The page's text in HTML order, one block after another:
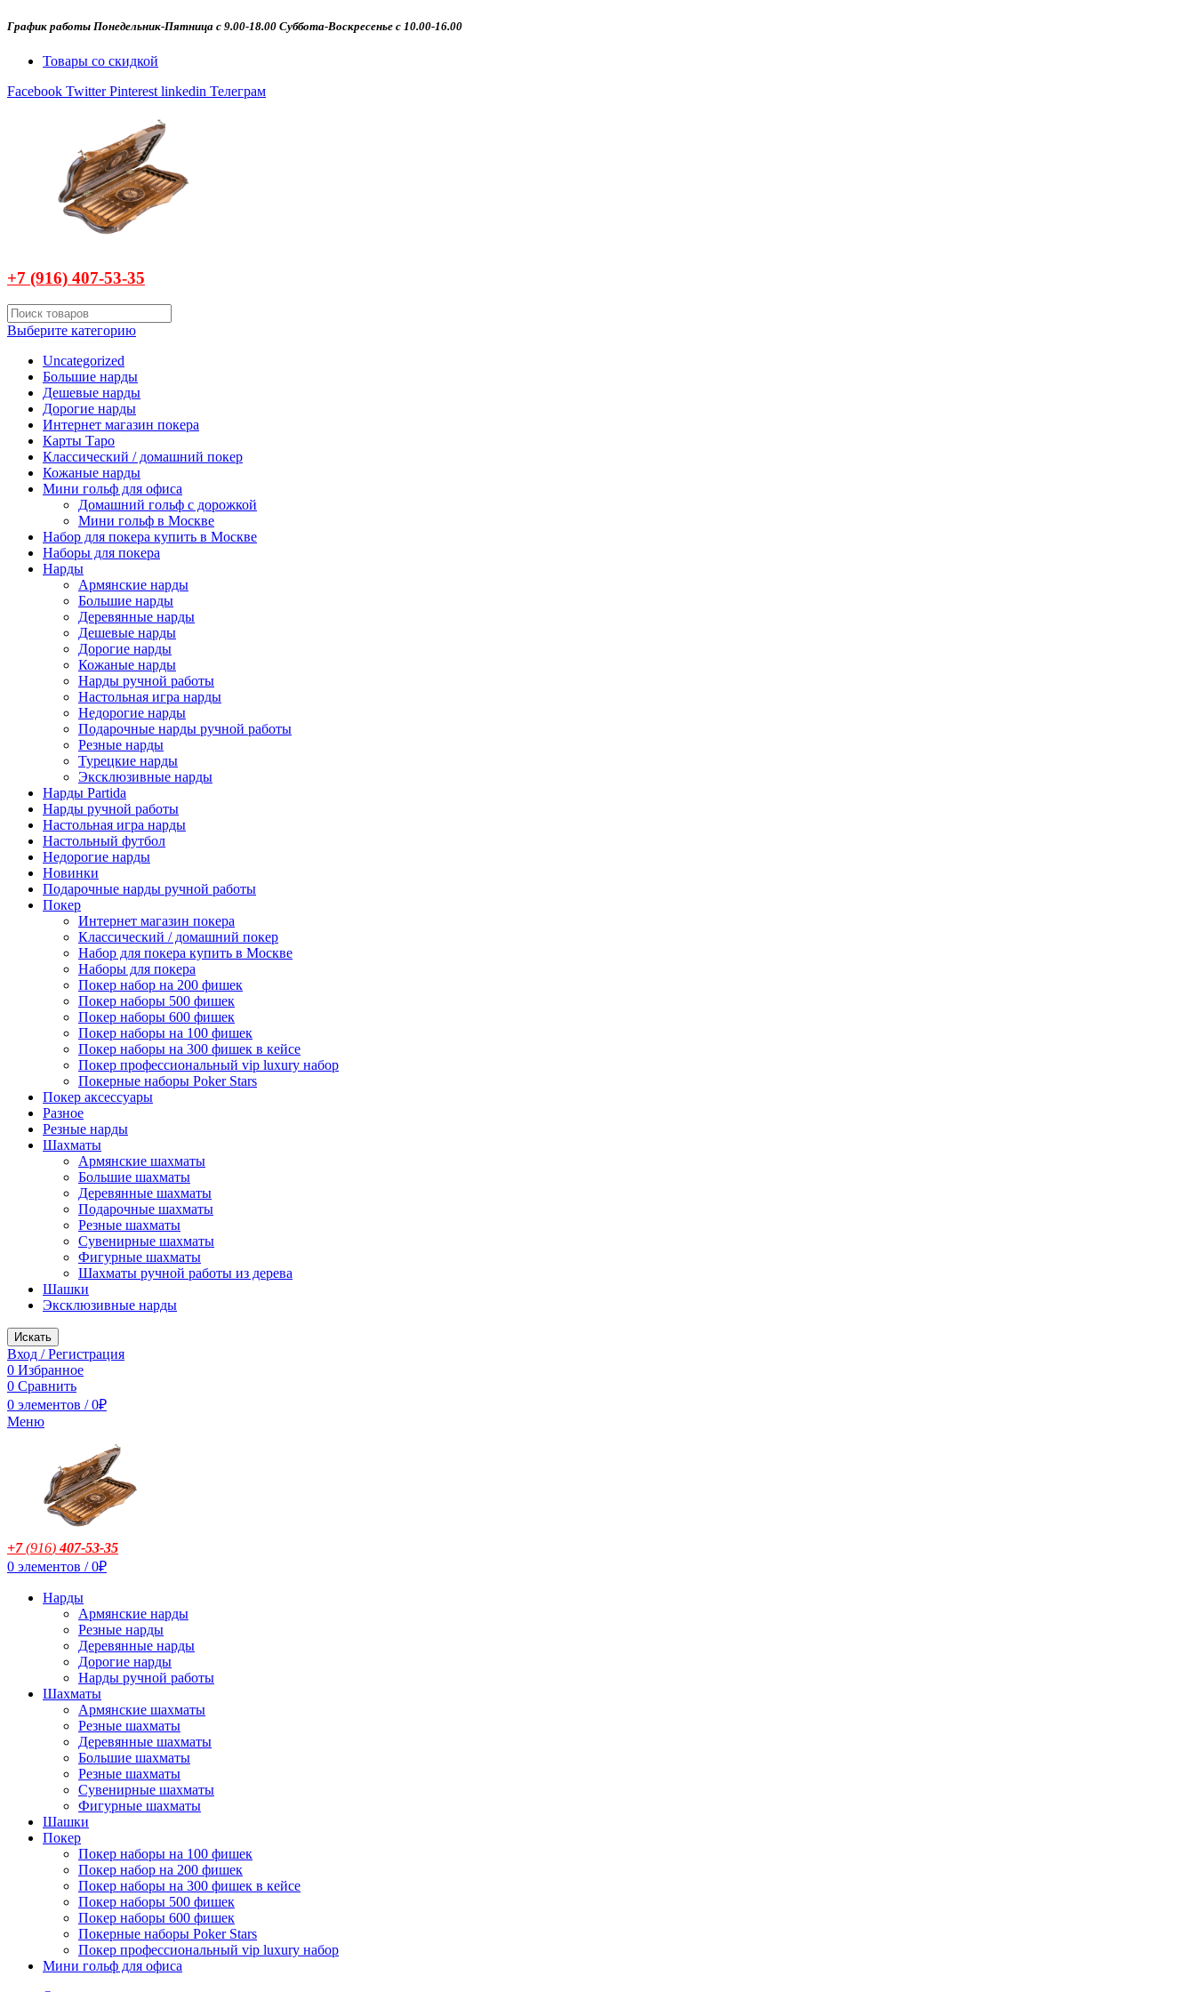
График работы Понедельник-Пятница с 9.00-18.00 Суббота-Воскресенье с 10.00-16.00
Товары со скидкой
Facebook Twitter Pinterest linkedin Телеграм
+7 (916) 407-53-35
Выберите категорию
Uncategorized
Большие нарды
Дешевые нарды
Дорогие нарды
Интернет магазин покера
Карты Таро
Классический / домашний покер
Кожаные нарды
Мини гольф для офиса
Домашний гольф с дорожкой
Мини гольф в Москве
Набор для покера купить в Москве
Наборы для покера
Нарды
Армянские нарды
Большие нарды
Деревянные нарды
Дешевые нарды
Дорогие нарды
Кожаные нарды
Нарды ручной работы
Настольная игра нарды
Недорогие нарды
Подарочные нарды ручной работы
Резные нарды
Турецкие нарды
Эксклюзивные нарды
Нарды Partida
Нарды ручной работы
Настольная игра нарды
Настольный футбол
Недорогие нарды
Новинки
Подарочные нарды ручной работы
Покер
Интернет магазин покера
Классический / домашний покер
Набор для покера купить в Москве
Наборы для покера
Покер набор на 200 фишек
Покер наборы 500 фишек
Покер наборы 600 фишек
Покер наборы на 100 фишек
Покер наборы на 300 фишек в кейсе
Покер профессиональный vip luxury набор
Покерные наборы Poker Stars
Покер аксессуары
Разное
Резные нарды
Шахматы
Армянские шахматы
Большие шахматы
Деревянные шахматы
Подарочные шахматы
Резные шахматы
Сувенирные шахматы
Фигурные шахматы
Шахматы ручной работы из дерева
Шашки
Эксклюзивные нарды
Искать
Вход / Регистрация
0 Избранное
0 Сравнить
0 элементов / 0₽
Меню
+7(916)407-53-35
0 элементов / 0₽
Нарды
Армянские нарды
Резные нарды
Деревянные нарды
Дорогие нарды
Нарды ручной работы
Шахматы
Армянские шахматы
Резные шахматы
Деревянные шахматы
Большие шахматы
Резные шахматы
Сувенирные шахматы
Фигурные шахматы
Шашки
Покер
Покер наборы на 100 фишек
Покер набор на 200 фишек
Покер наборы на 300 фишек в кейсе
Покер наборы 500 фишек
Покер наборы 600 фишек
Покерные наборы Poker Stars
Покер профессиональный vip luxury набор
Мини гольф для офиса